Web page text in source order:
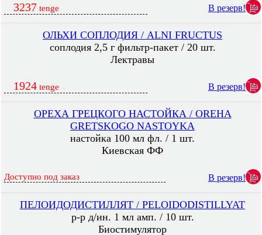
3237 tenge В резерв!
ОЛЬХИ СОПЛОДИЯ / ALNI FRUCTUS
соплодия 2,5 г фильтр-пакет / 20 шт.
Лектравы
1924 tenge В резерв!
ОРЕХА ГРЕЦКОГО НАСТОЙКА / OREHA
GRETSKOGO NASTOYKA
настойка 100 мл фл. / 1 шт.
Киевская ФФ
Доступно под заказ В резерв!
ПЕЛОИДОДИСТИЛЛЯТ / PELOIDODISTILLYAT
р-р д/ин. 1 мл амп. / 10 шт.
Биостимулятор